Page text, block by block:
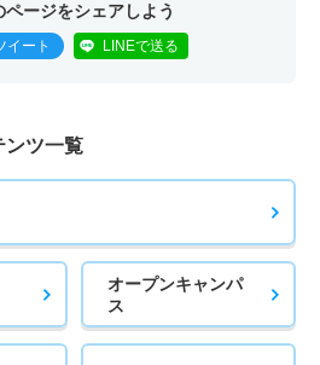
ページをシェアしよう
イート LINEで送る
ンツ一覧
オープンキャンパ
ス